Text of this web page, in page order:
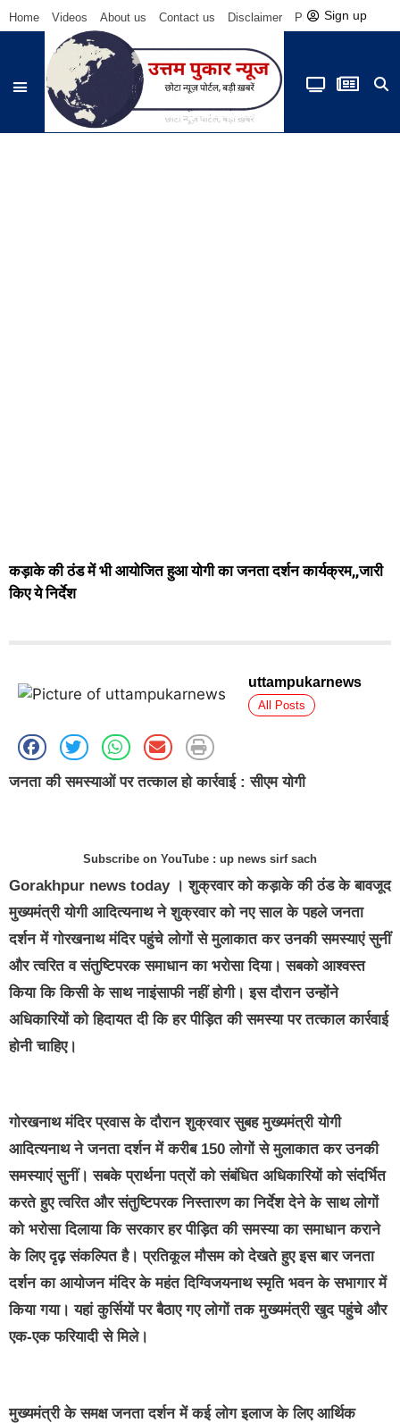
Home Videos About us Contact us Disclaimer Privacy Policy
Sign up
कड़ाके की ठंड में भी आयोजित हुआ योगी का जनता दर्शन कार्यक्रम,,जारी
किए ये निर्देश
uttampukarnews
All Posts
जनता की समस्याओं पर तत्काल हो कार्रवाई : सीएम योगी
Subscribe on YouTube : up news sirf sach
Gorakhpur news today। शुक्रवार को कड़ाके की ठंड के बावजूद
मुख्यमंत्री योगी आदित्यनाथ ने शुक्रवार को नए साल के पहले जनता
दर्शन में गोरखनाथ मंदिर पहुंचे लोगों से मुलाकात कर उनकी समस्याएं सुनीं
और त्वरित व संतुष्टिपरक समाधान का भरोसा दिया। सबको आश्वस्त
किया कि किसी के साथ नाइंसाफी नहीं होगी। इस दौरान उन्होंने
अधिकारियों को हिदायत दी कि हर पीड़ित की समस्या पर तत्काल कार्रवाई
होनी चाहिए।
गोरखनाथ मंदिर प्रवास के दौरान शुक्रवार सुबह मुख्यमंत्री योगी
आदित्यनाथ ने जनता दर्शन में करीब 150 लोगों से मुलाकात कर उनकी
समस्याएं सुनीं। सबके प्रार्थना पत्रों को संबंधित अधिकारियों को संदर्भित
करते हुए त्वरित और संतुष्टिपरक निस्तारण का निर्देश देने के साथ लोगों
को भरोसा दिलाया कि सरकार हर पीड़ित की समस्या का समाधान कराने
के लिए दृढ़ संकल्पित है। प्रतिकूल मौसम को देखते हुए इस बार जनता
दर्शन का आयोजन मंदिर के महंत दिग्विजयनाथ स्मृति भवन के सभागार में
किया गया। यहां कुर्सियों पर बैठाए गए लोगों तक मुख्यमंत्री खुद पहुंचे और
एक-एक फरियादी से मिले।
मुख्यमंत्री के समक्ष जनता दर्शन में कई लोग इलाज के लिए आर्थिक